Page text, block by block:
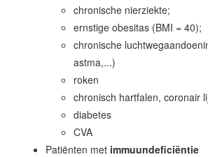
chronische nierziekte;
ernstige obesitas (BMI = 40);
chronische
astma,...)
roken
chronisch hartfalen, coronair
diabetes
CVA
Patiënten met immuundeficiëntie